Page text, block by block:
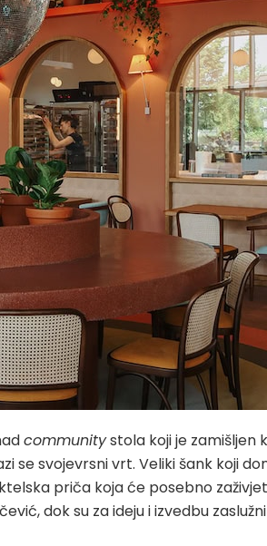
communitystola koji je zamišljen
se svojevrsni vrt. Veliki šank koji
priča koja će posebno
dok su za ideju i izvedbu